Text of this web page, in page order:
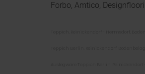
Forbo, Amtico,